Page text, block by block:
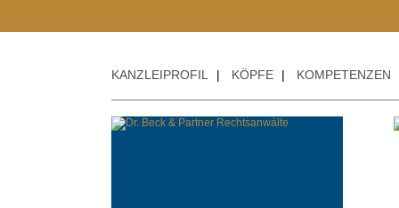
KANZLEIPROFIL | KÖPFE | KOMPETENZEN